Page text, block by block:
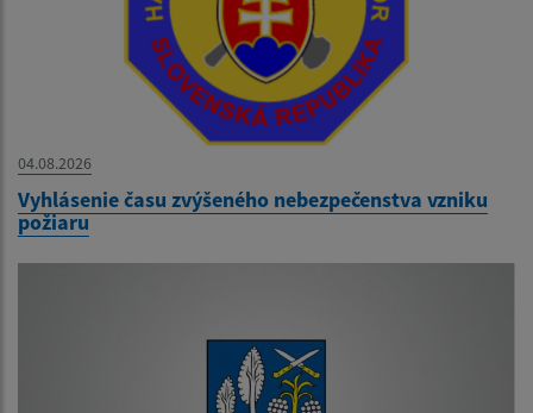
04.08.2026
Vyhlásenie času zvýšeného nebezpečenstva vzniku
požiaru